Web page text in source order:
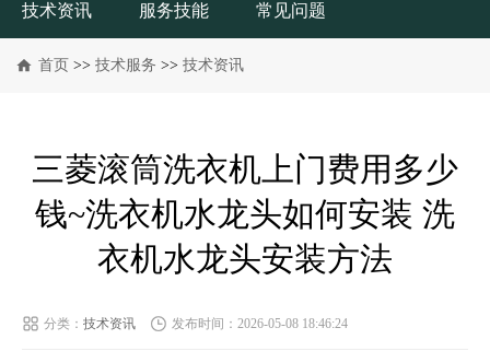
技术资讯 服务技能 常见问题
首页 >> 技术服务 >> 技术资讯
三菱滚筒洗衣机上门费用多少
钱~洗衣机水龙头如何安装 洗
衣机水龙头安装方法
分类： 技术资讯 发布时间：2026-05-08 18:46:24